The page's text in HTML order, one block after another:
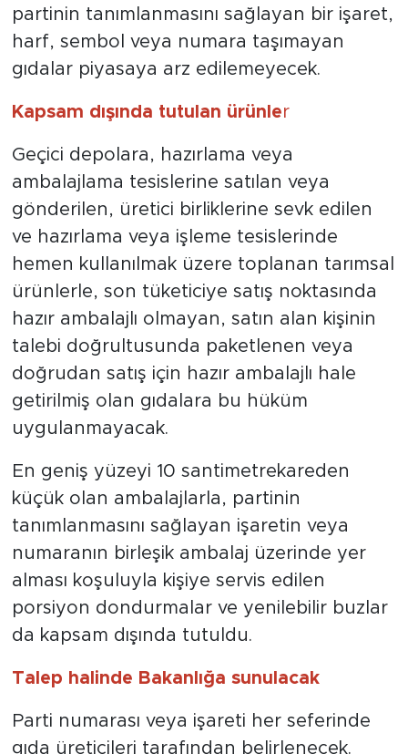
partinin tanımlanmasını sağlayan bir işaret,
harf, sembol veya numara taşımayan
gıdalar piyasaya arz edilemeyecek.
Kapsam dışında tutulan ürünler
Geçici depolara, hazırlama veya
ambalajlama tesislerine satılan veya
gönderilen, üretici birliklerine sevk edilen
ve hazırlama veya işleme tesislerinde
hemen kullanılmak üzere toplanan tarımsal
ürünlerle, son tüketiciye satış noktasında
hazır ambalajlı olmayan, satın alan kişinin
talebi doğrultusunda paketlenen veya
doğrudan satış için hazır ambalajlı hale
getirilmiş olan gıdalara bu hüküm
uygulanmayacak.
En geniş yüzeyi 10 santimetrekareden
küçük olan ambalajlarla, partinin
tanımlanmasını sağlayan işaretin veya
numaranın birleşik ambalaj üzerinde yer
alması koşuluyla kişiye servis edilen
porsiyon dondurmalar ve yenilebilir buzlar
da kapsam dışında tutuldu.
Talep halinde Bakanlığa sunulacak
Parti numarası veya işareti her seferinde
gıda üreticileri tarafından belirlenecek.